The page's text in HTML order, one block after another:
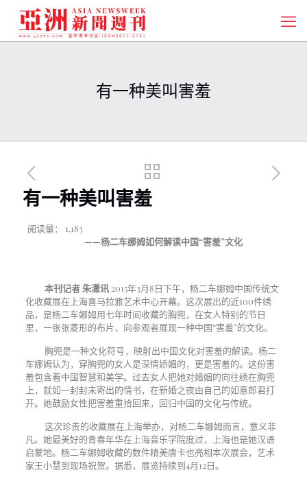
有一种美叫害羞
有一种美叫害羞
阅读量：
1,183
——杨二车娜姆如何解读中国“害羞”文化
本刊记者朱潇讯 2015年3月8日下午，杨二车娜姆中国传统文
化收藏展在上海喜马拉雅艺术中心开幕。这次展出的近100件绣
品，是杨二车娜姆用七年时间收藏的胸兜，在女人特别的节日
里，一张张菱形的布片，向参观者展现一种中国“害羞”的文化。
胸兜是一种文化符号，映射出中国文化对害羞的解读。杨二
车娜姆认为，穿胸兜的女人是深情娇媚的，更是害羞的。这份害
羞包含着中国智慧和美学。过去女人把她对婚姻的向往绣在胸兜
上，就如一封封未寄出的情书，在新婚之夜由自己的如意郎君打
开。她鼓励女性把害羞重拾回来，回归中国的文化与传统。
这次珍贵的收藏展在上海举办，对杨二车娜姆而言，意义非
凡。她最美好的青春年华在上海音乐学院度过，上海也是她汉语
启蒙地。杨二车娜姆收藏的数件精美唐卡也亮相本次展会，艺术
家王小慧到现场祝贺。据悉，展览持续到4月12日。